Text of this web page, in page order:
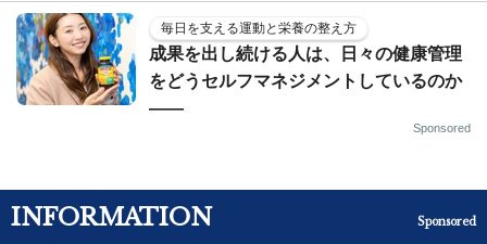
毎日を支える運動と栄養の整え方
成果を出し続ける人は、日々の健康管理
をどうセルフマネジメントしているのか
——
Sponsored
INFORMATION Sponsored